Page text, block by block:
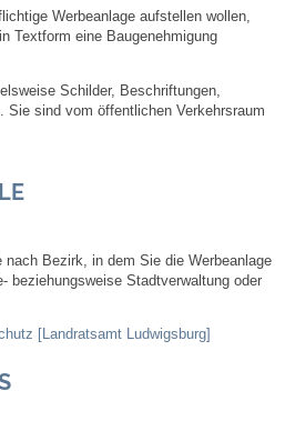
Werbeanlage aufstellen wollen,
Textform eine Baugenehmigung
Schilder, Beschriftungen,
Sie sind vom öffentlichen Verkehrsraum
nach Bezirk, in dem Sie die Werbeanlage
beziehungsweise Stadtverwaltung oder
[Landratsamt Ludwigsburg]